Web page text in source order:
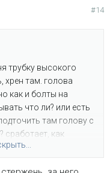
#14
трубку высокого
хрен там. голова
как и болты на
что ли? или есть
там голову с
сработает, как
места мало, а